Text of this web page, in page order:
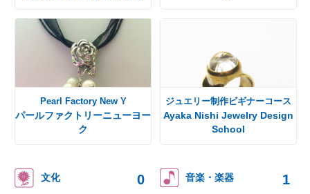
Pearl Factory New Y
パールファクトリーニューヨー
ク
ジュエリー制作ビギナーコース
Ayaka Nishi Jewelry Design
School
文化 0 音楽・楽器 1